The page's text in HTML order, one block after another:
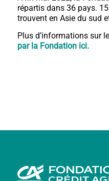
répartis dans 36 pays.
trouvent en Asie du sud
Plus d’informations sur
par la Fondation ici.